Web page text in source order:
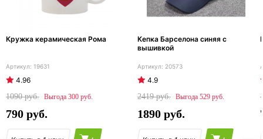
Кружка керамическая Рома
19631
4.96
1090
300
790
Кепка Барселона синяя с
вышивкой
20573
4.9
2419
529
1890